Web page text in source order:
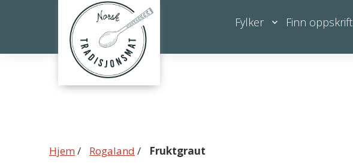
Fruktgraut Fylker Finn oppskrift
Hjem/ Rogaland / Fruktgraut